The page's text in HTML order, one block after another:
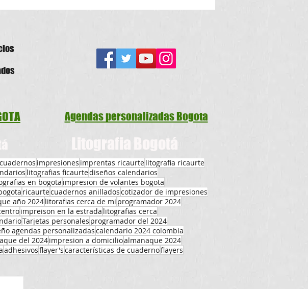
Agendas personalizadas Bogota
Litografia Bogotá
cuadernos impresiones imprentas ricaurtelitografia ricaurte
litografias ficaurtediseños calendarios
en bogota impresion de volantes bogota
ricaurtecuadernos anilladoscotizador de impresiones
año 2024litorafias cerca de mi programador 2024
impreison en la estrada litografias cerca
Tarjetas personales programador del 2024
agendas personalizadascalendario 2024 colombia
del 2024impresion a domicilioalmanaque 2024
adhesivosflayer'scaracterísticas de cuadernoflayers
entradas